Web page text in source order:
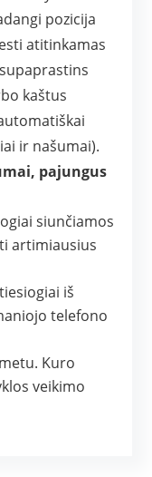
pozicija
atitinkamas
kaštus
ir našumai).
pajungus
siunčiamos
artimiausius
iš
telefono
Kuro
veikimo